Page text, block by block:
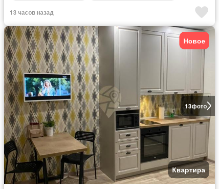
13 часов назад
13фото
Новое
Квартира